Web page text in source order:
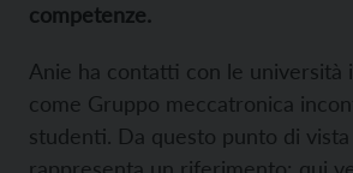
competenze.
Anie ha contatti con le università
come Gruppo meccatronica
studenti. Da questo punto di